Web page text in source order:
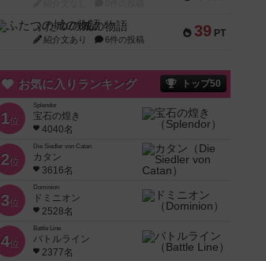
39 PT
ふたつの城の物語
紹介文あり 6件の投稿
お気に入りランキング トップ50
1位
Splendor
宝石の煌き
4040名
2位
Die Siedler von Catan
カタン
3616名
3位
Dominion
ドミニオン
2528名
4位
Battle Line
バトルライン
2377名